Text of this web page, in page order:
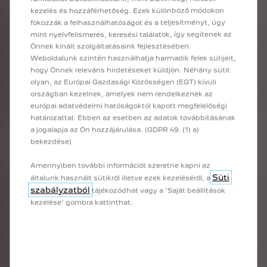
suivantes : Live, Active, Style, Allure, Active Auto Ecole, Allure Auto Ecole,
Roadtrip et GT pour les versions thermiques et Active, Style, Allure, Roadtrip et
GT pour les versions électriques.
Vous êtes un professionnel ? Découvrez également nos versions Business
avec les Peugeot 208 Active Business et Peugeot 208 Allure Business.
Disponibles également en version électrique et thermique.
CHOISISSEZ VOTRE MOTORISATION
Offrez-vous la liberté de choisir la motorisation qui vous convient pour votre
Peugeot 208 5 portes:
- En électrique, vous vous assurez la possibilité de circuler selon vos envies, y
compris dans les zones à circulation restreinte.
efficientes essence ou diesel.
UN DESIGN ET DES TECHNOLOGIES ADAPTÉS
En fonction de la version choisie, différentes options s’offrent également à
kezelés és hozzáférhetőség. Ezek különböző módokon
fokozzák a felhasználhatóságot és a teljesítményt, úgy
mint nyelvfelismerés, keresési találatok, így segítenek az
Önnek kínált szolgáltatásaink fejlesztésében.
Weboldalunk szintén használhatja harmadik felek sütijeit,
hogy Önnek releváns hirdetéseket küldjön. Néhány sütit
olyan, az Európai Gazdasági Közösségen (EGT) kívüli
országban kezelnek, amelyek nem rendelkeznek az
európai adatvédelmi hatóságoktól kapott megfelelőségi
határozattal. Ebben az esetben az adatok továbbításának
a jogalapja az Ön hozzájárulása. (GDPR 49. (1) a)
bekezdése)
Amennyiben további információt szeretne kapni az
általunk használt sütikről illetve ezek kezeléséről, a Süti
szabályzatból tájékozódhat vagy a ’Saját beállítások
kezelése’ gombra kattinthat.